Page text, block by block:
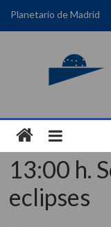
Planetario de Madrid
13:00 h.
eclipses